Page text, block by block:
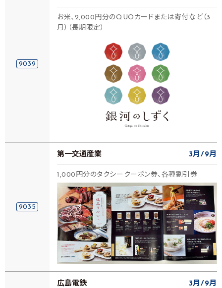
9039
お米、2,000円分のQUOカードまたは寄付など（3
月）（長期限定）
9035
第一交通産業 3月 9月
1,000円分のタクシークーポン券、各種割引券
広島電鉄 3月 9月